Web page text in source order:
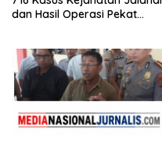
dan Hasil Operasi Pekat